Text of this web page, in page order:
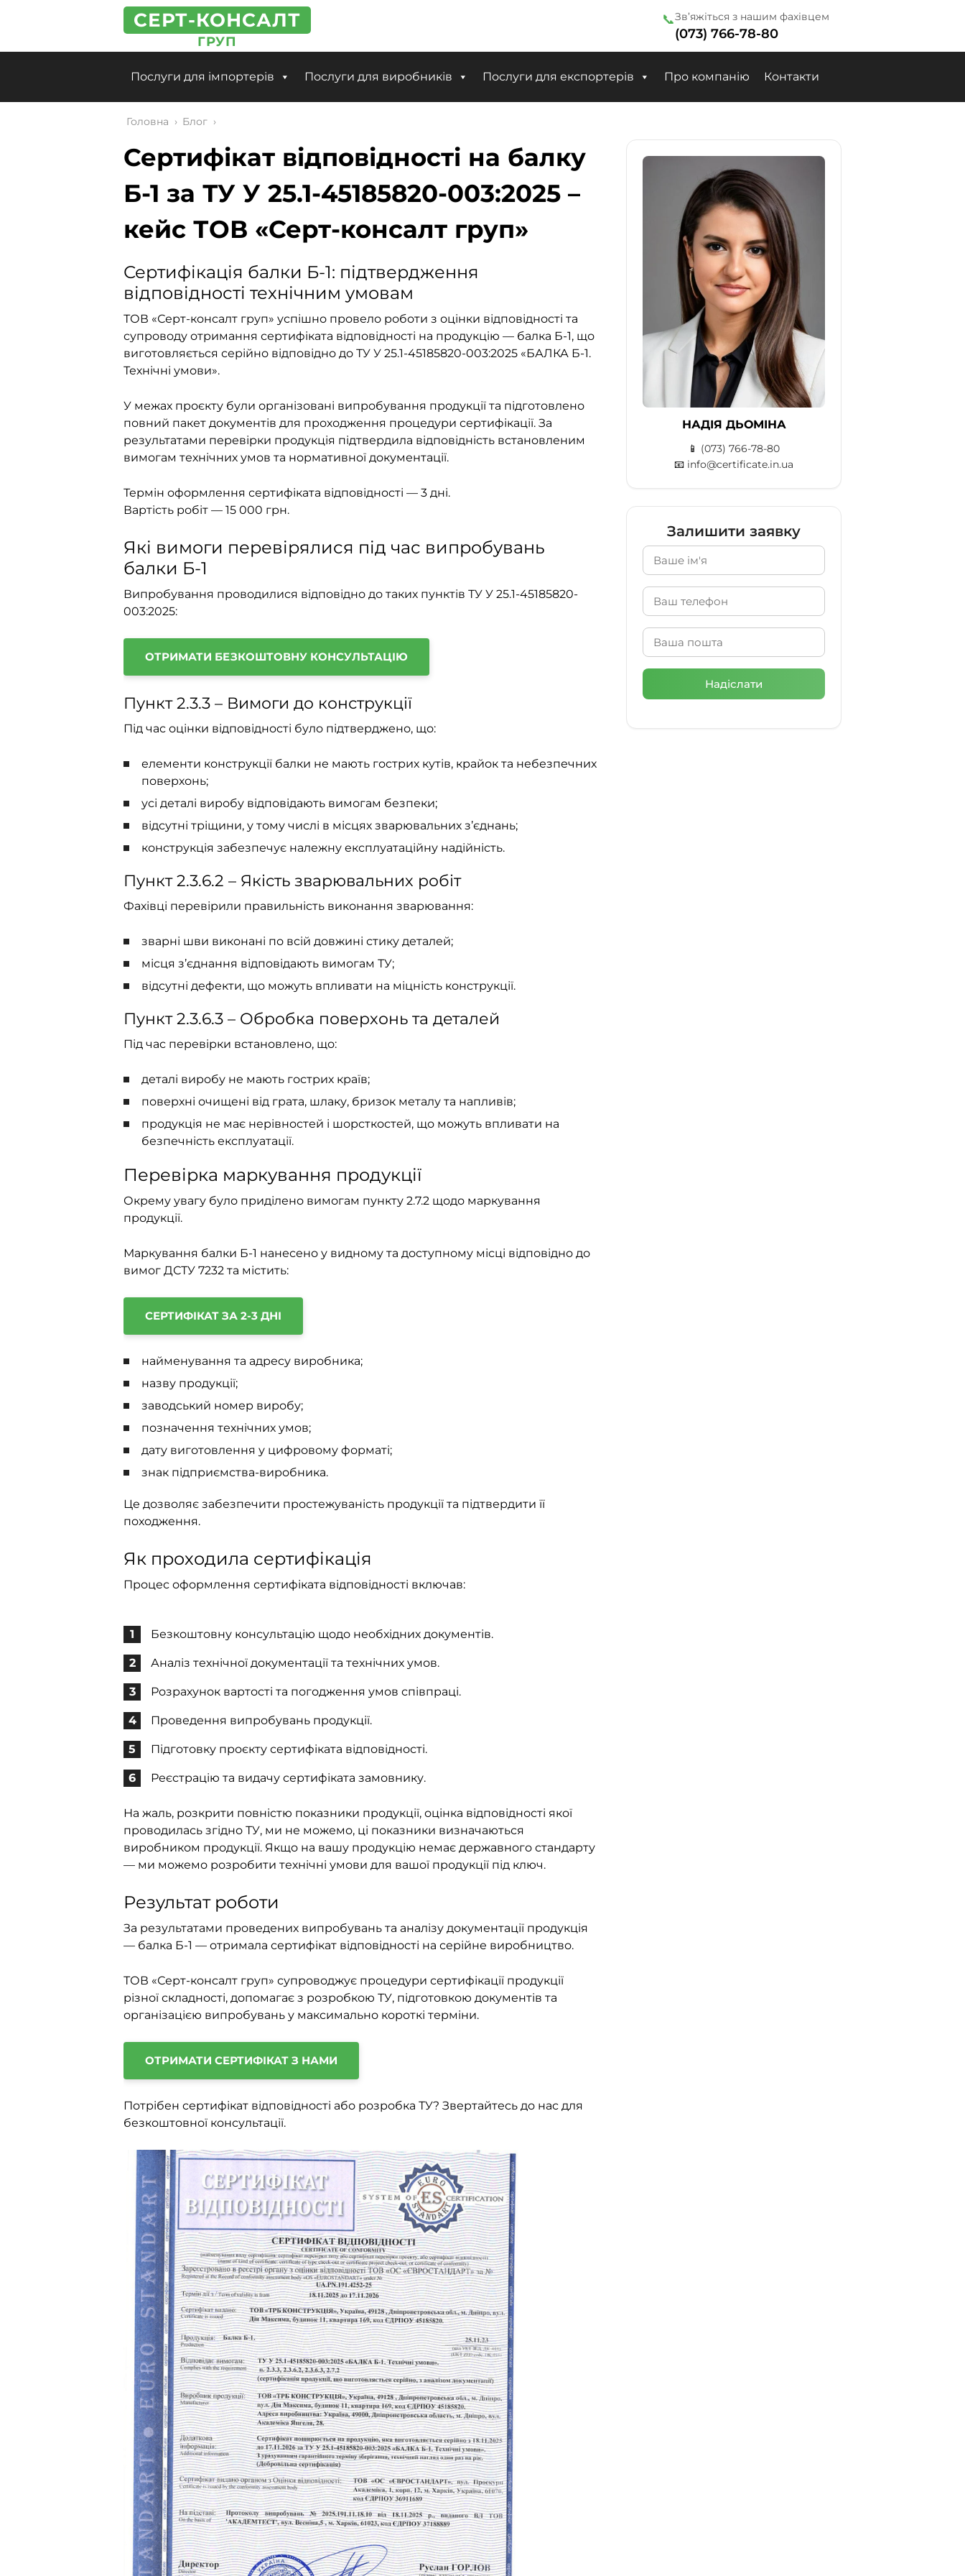
СЕРТ-КОНСАЛТ
ГРУП
📞Зв’яжіться з нашим фахівцем
(073) 766-78-80
Послуги для імпортерів Послуги для виробників Послуги для експортерів Про компанію Контакти
Головна › Блог ›
Сертифікат відповідності на балку
Б-1 за ТУ У 25.1-45185820-003:2025 –
кейс ТОВ «Серт-консалт груп»
Сертифікація балки Б-1: підтвердження
відповідності технічним умовам
ТОВ «Серт-консалт груп» успішно провело роботи з оцінки відповідності та
супроводу отримання сертифіката відповідності на продукцію — балка Б-1, що
виготовляється серійно відповідно до ТУ У 25.1-45185820-003:2025 «БАЛКА Б-1.
Технічні умови».
У межах проєкту були організовані випробування продукції та підготовлено
повний пакет документів для проходження процедури сертифікації. За
результатами перевірки продукція підтвердила відповідність встановленим
вимогам технічних умов та нормативної документації.
Термін оформлення сертифіката відповідності — 3 дні.
Вартість робіт — 15 000 грн.
Які вимоги перевірялися під час випробувань
балки Б-1
Випробування проводилися відповідно до таких пунктів ТУ У 25.1-45185820-
003:2025:
ОТРИМАТИ БЕЗКОШТОВНУ КОНСУЛЬТАЦІЮ
Пункт 2.3.3 – Вимоги до конструкції
Під час оцінки відповідності було підтверджено, що:
елементи конструкції балки не мають гострих кутів, крайок та небезпечних
поверхонь;
усі деталі виробу відповідають вимогам безпеки;
відсутні тріщини, у тому числі в місцях зварювальних з’єднань;
конструкція забезпечує належну експлуатаційну надійність.
Пункт 2.3.6.2 – Якість зварювальних робіт
Фахівці перевірили правильність виконання зварювання:
зварні шви виконані по всій довжині стику деталей;
місця з’єднання відповідають вимогам ТУ;
відсутні дефекти, що можуть впливати на міцність конструкції.
Пункт 2.3.6.3 – Обробка поверхонь та деталей
Під час перевірки встановлено, що:
деталі виробу не мають гострих країв;
поверхні очищені від грата, шлаку, бризок металу та напливів;
продукція не має нерівностей і шорсткостей, що можуть впливати на
безпечність експлуатації.
Перевірка маркування продукції
Окрему увагу було приділено вимогам пункту 2.7.2 щодо маркування
продукції.
Маркування балки Б-1 нанесено у видному та доступному місці відповідно до
вимог ДСТУ 7232 та містить:
СЕРТИФІКАТ ЗА 2-3 ДНІ
найменування та адресу виробника;
назву продукції;
заводський номер виробу;
позначення технічних умов;
дату виготовлення у цифровому форматі;
знак підприємства-виробника.
Це дозволяє забезпечити простежуваність продукції та підтвердити її
походження.
Як проходила сертифікація
Процес оформлення сертифіката відповідності включав:
Безкоштовну консультацію щодо необхідних документів.
Аналіз технічної документації та технічних умов.
Розрахунок вартості та погодження умов співпраці.
Проведення випробувань продукції.
Підготовку проєкту сертифіката відповідності.
Реєстрацію та видачу сертифіката замовнику.
На жаль, розкрити повністю показники продукції, оцінка відповідності якої
проводилась згідно ТУ, ми не можемо, ці показники визначаються
виробником продукції. Якщо на вашу продукцію немає державного стандарту
— ми можемо розробити технічні умови для вашої продукції під ключ.
Результат роботи
За результатами проведених випробувань та аналізу документації продукція
— балка Б-1 — отримала сертифікат відповідності на серійне виробництво.
ТОВ «Серт-консалт груп» супроводжує процедури сертифікації продукції
різної складності, допомагає з розробкою ТУ, підготовкою документів та
організацією випробувань у максимально короткі терміни.
ОТРИМАТИ СЕРТИФІКАТ З НАМИ
Потрібен сертифікат відповідності або розробка ТУ? Звертайтесь до нас для
безкоштовної консультації.
НАДІЯ ДЬОМІНА
📱 (073) 766-78-80
📧 info@certificate.in.ua
Залишити заявку